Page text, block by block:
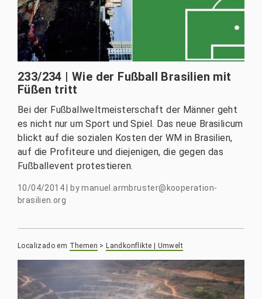
233/234 | Wie der Fußball Brasilien mit
Füßen tritt
Bei der Fußballweltmeisterschaft der Männer geht
es nicht nur um Sport und Spiel. Das neue Brasilicum
blickt auf die sozialen Kosten der WM in Brasilien,
auf die Profiteure und diejenigen, die gegen das
Fußballevent protestieren.
10/04/2014|bymanuel.armbruster@kooperation-
brasilien.org
Localizado em Themen >Landkonflikte | Umwelt